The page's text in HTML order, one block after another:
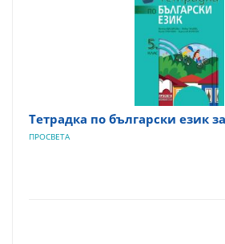
Тетрадка по български език
ПРОСВЕТА